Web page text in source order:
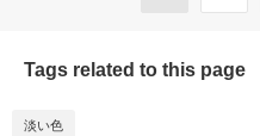
Tags related to this page
淡い色